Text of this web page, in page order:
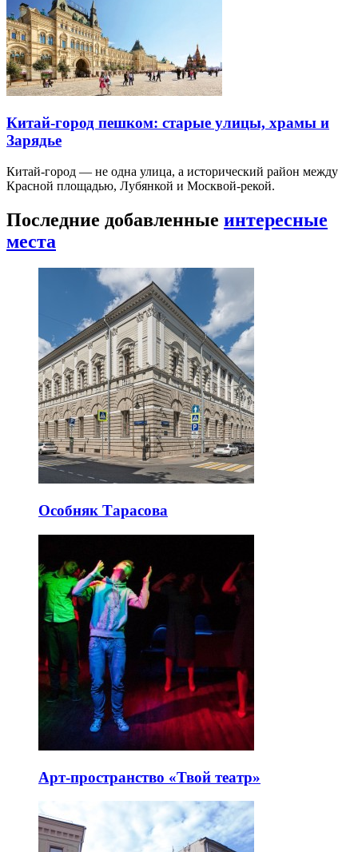
Китай-город пешком: старые улицы, храмы и
Зарядье
Китай-город — не одна улица, а исторический район между
Красной площадью, Лубянкой и Москвой-рекой.
Последние добавленные интересные
места
Особняк Тарасова
Арт-пространство «Твой театр»